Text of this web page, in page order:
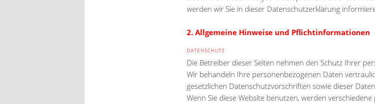
werden wir Sie in dieser Datenschutzerklärung
2. Allgemeine Hinweise und Pflichtinformationen
DATENSCHUTZ
Die Betreiber dieser Seiten nehmen den Schutz Ihrer
Wir behandeln Ihre personenbezogenen Daten
gesetzlichen Datenschutzvorschriften sowie dieser
Wenn Sie diese Website benutzen, werden